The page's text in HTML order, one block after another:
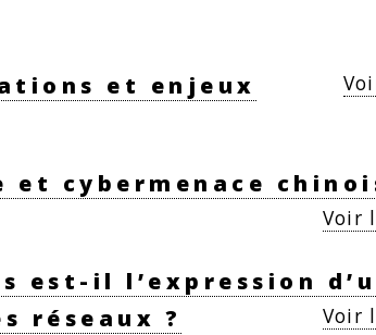
et enjeux
cybermenace
Voir
est-il l’expression
réseaux ?
Voir